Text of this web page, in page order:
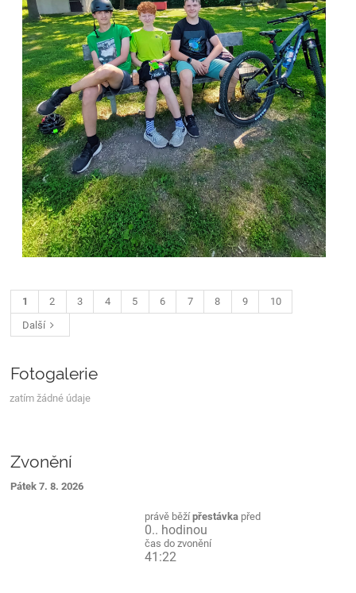
1 2 3 4 5 6 7 8 9
10
Další
Fotogalerie
zatím žádné údaje
Zvonění
Pátek 7. 8. 2026
právě běžípřestávkapřed
0.. hodinou
čas do zvonění
41:21